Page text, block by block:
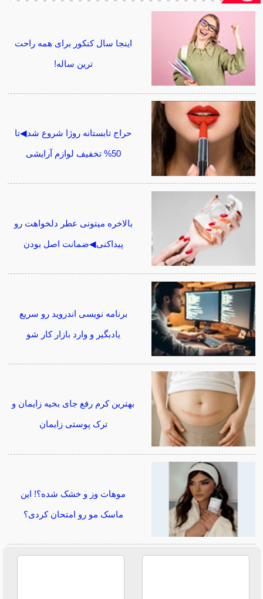
اینجا سال کنکور برای همه راحت
ترین ساله!
حراج تابستانه روژا شروع شد◀تا
50% تخفیف لوازم آرایشی
بالاخره میتونی عطر دلخواهت رو
پیداکنی◀ضمانت اصل بودن
برنامه نویسی اندروید رو سریع
یادبگیر و وارد بازار کار شو
بهترین کرم رفع جای بخیه زایمان و
ترک پوستی زایمان
موهات وز و خشک شده؟! این
ماسک مو رو امتحان کردی؟